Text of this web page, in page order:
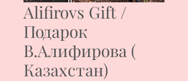
Alifirovs Gift /
Подарок
В.Алифирова (
Казахстан)